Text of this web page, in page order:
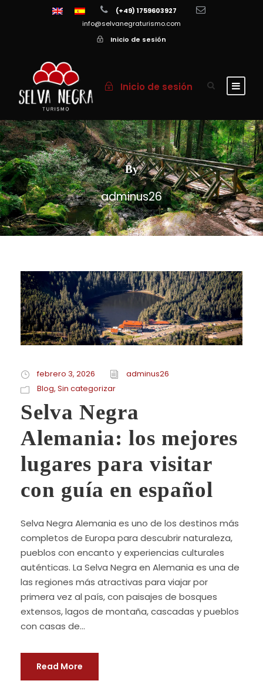
(+49) 1759603927
info@selvanegraturismo.com
Inicio de sesión
Inicio de sesión
By
adminus26
febrero 3, 2026
adminus26
Blog, Sin categorizar
Selva Negra
Alemania: los mejores
lugares para visitar
con guía en español
Selva Negra Alemania es uno de los destinos más
completos de Europa para descubrir naturaleza,
pueblos con encanto y experiencias culturales
auténticas. La Selva Negra en Alemania es una de
las regiones más atractivas para viajar por
primera vez al país, con paisajes de bosques
extensos, lagos de montaña, cascadas y pueblos
con casas de...
Read More